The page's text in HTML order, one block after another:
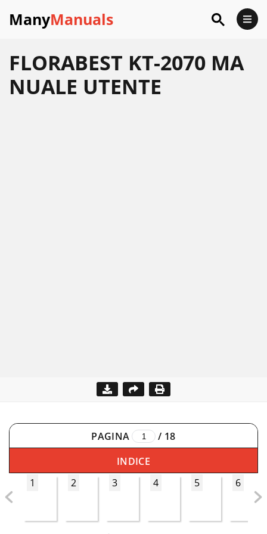
ManyManuals
FLORABEST KT-2070 MA
NUALE UTENTE
PAGINA / 18
INDICE
1
2 3 4 5 6